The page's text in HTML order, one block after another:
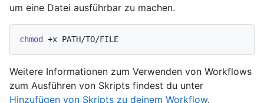
um eine Datei ausführbar zu machen.
chmod
Weitere Informationen zum Verwenden von Workflows
zum Ausführen von Skripts findest du unter
Hinzufügen von Skripts zu deinem Workflow.